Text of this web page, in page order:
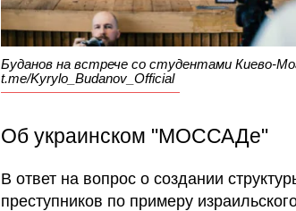
Буданов на встрече со студентами Киево-
t.me/Kyrylo_Budanov_Official
Об украинском "МОССАДе"
В ответ на вопрос о создании
преступников по примеру